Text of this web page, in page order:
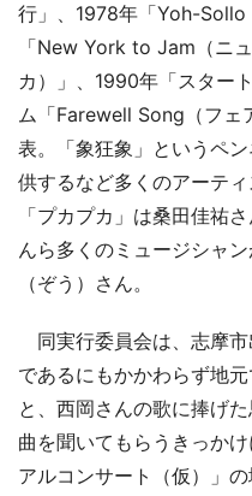
行」、1978年「Yoh-Sollo
「New York to Jam（ニ
カ）」、1990年「スター
ム「Farewell Song（フェ
表。「象狂象」というペ
供するなど多くのアーテ
「プカプカ」は桑田佳祐
んら多くのミュージシャ
（ぞう）さん。
同実行委員会は、志摩
であるにもかかわらず地
と、西岡さんの歌に捧げ
曲を聞いてもらうきっか
アルコンサート（仮）」